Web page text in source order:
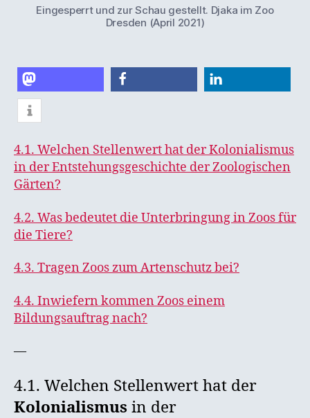
Eingesperrt und zur Schau gestellt. Djaka im Zoo
Dresden (April 2021)
teilen
4.1. Welchen Stellenwert hat der Kolonialismus
in der Entstehungsgeschichte der Zoologischen
Gärten?
4.2. Was bedeutet die Unterbringung in Zoos für
die Tiere?
4.3. Tragen Zoos zum Artenschutz bei?
4.4. Inwiefern kommen Zoos einem
Bildungsauftrag nach?
—
4.1. Welchen Stellenwert hat der
Kolonialismus in der